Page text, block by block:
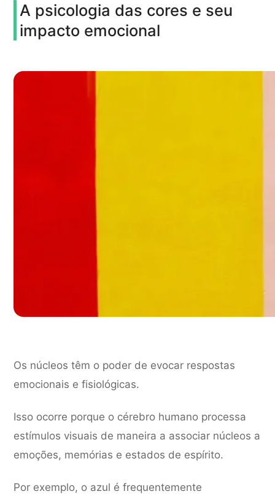
A psicologia das cores e seu
impacto emocional
Os núcleos têm o poder de evocar respostas
emocionais e fisiológicas.
Isso ocorre porque o cérebro humano processa
estímulos visuais de maneira a associar núcleos a
emoções, memórias e estados de espírito.
Por exemplo, o azul é frequentemente